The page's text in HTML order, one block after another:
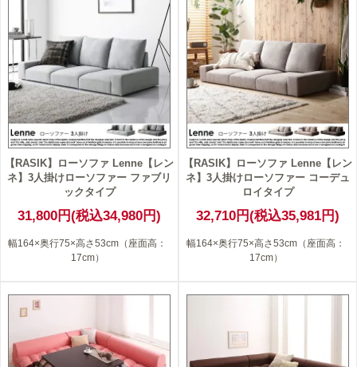
【RASIK】ローソファ Lenne【レン
ネ】3人掛けローソファー ファブリ
ックタイプ
31,800円(税込34,980円)
幅164×奥行75×高さ53cm（座面高：
17cm）
【RASIK】ローソファ Lenne【レン
ネ】3人掛けローソファー コーデュ
ロイタイプ
32,710円(税込35,981円)
幅164×奥行75×高さ53cm（座面高：
17cm）